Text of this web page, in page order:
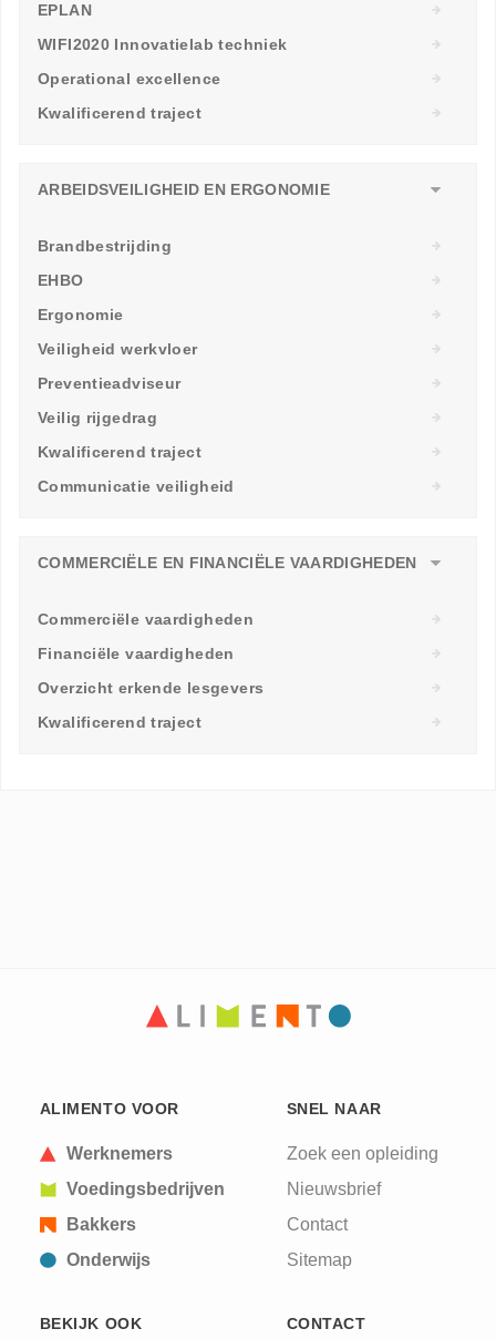
EPLAN
WIFI2020 Innovatielab techniek
Operational excellence
Kwalificerend traject
ARBEIDSVEILIGHEID EN ERGONOMIE
Brandbestrijding
EHBO
Ergonomie
Veiligheid werkvloer
Preventieadviseur
Veilig rijgedrag
Kwalificerend traject
Communicatie veiligheid
COMMERCIËLE EN FINANCIËLE VAARDIGHEDEN
Commerciële vaardigheden
Financiële vaardigheden
Overzicht erkende lesgevers
Kwalificerend traject
ALIMENTO VOOR
Werknemers
Voedingsbedrijven
Bakkers
Onderwijs
SNEL NAAR
Zoek een opleiding
Nieuwsbrief
Contact
Sitemap
BEKIJK OOK CONTACT